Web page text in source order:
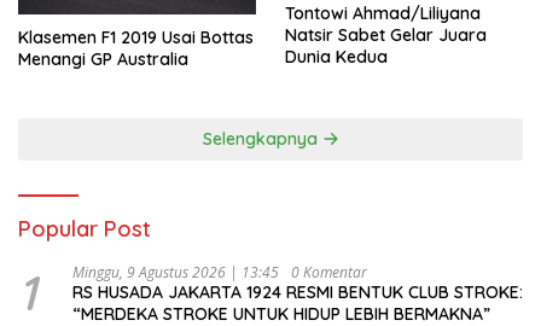
Klasemen F1 2019 Usai Bottas
Menangi GP Australia
Tontowi Ahmad/Liliyana
Natsir Sabet Gelar Juara
Dunia Kedua
Selengkapnya
Popular Post
1 Minggu, 9 Agustus 2026 | 13:45 0 Komentar
RS HUSADA JAKARTA 1924 RESMI BENTUK CLUB STROKE:
“MERDEKA STROKE UNTUK HIDUP LEBIH BERMAKNA”